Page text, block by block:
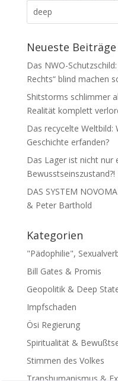
Neueste Beiträge
Das NWO-
Rechts“ blind machen
Shitstorms schlimmer
Realität komplett
Das recycelte Weltbild:
Geschichte erfanden?
Das Lager ist nicht nur
Bewusstseinszustand?!
DAS SYSTEM
& Peter Barthold
Kategorien
"Pädophilie",
Bill Gates & Promis
Geopolitik & Deep
Impfschaden
Ösi Regierung
Spiritualität &
Stimmen des Volkes
Transhumanismus &